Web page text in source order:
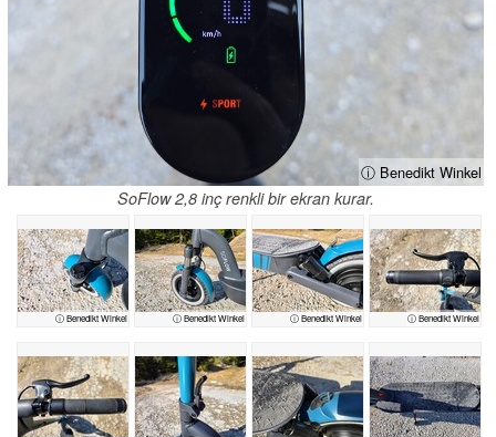
ⓘ Benedikt Winkel
SoFlow 2,8 inç renkli bir ekran kurar.
ⓘ Benedikt Winkel ⓘ Benedikt Winkel ⓘ Benedikt Winkel ⓘ Benedikt Winkel